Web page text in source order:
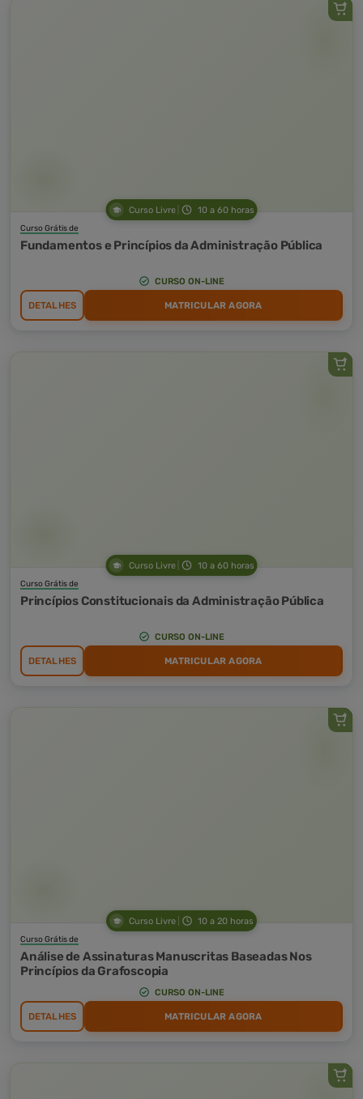
Curso Livre 10 a 60 horas
Curso Grátis de
Fundamentos e Princípios da Administração Pública
CURSO ON-LINE
DETALHES MATRICULAR AGORA
Curso Livre 10 a 60 horas
Curso Grátis de
Princípios Constitucionais da Administração Pública
CURSO ON-LINE
DETALHES MATRICULAR AGORA
Curso Livre 10 a 20 horas
Curso Grátis de
Análise de Assinaturas Manuscritas Baseadas Nos
Princípios da Grafoscopia
CURSO ON-LINE
DETALHES MATRICULAR AGORA